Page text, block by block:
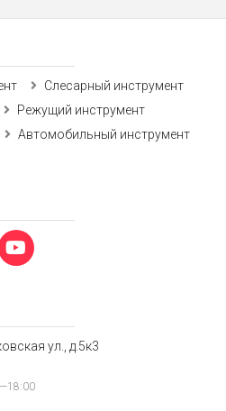
ул., д.5к3
Слесарный инструмент
Режущий инструмент
Автомобильный инструмент